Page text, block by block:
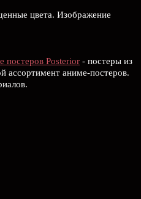
цвета. Изображение
постеров Posterior - постеры из
ассортимент аниме-постеров.